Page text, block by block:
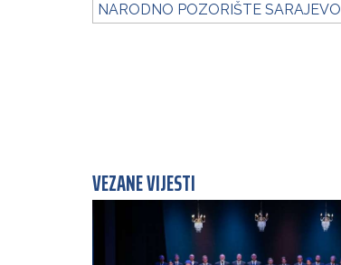
NARODNO POZORIŠTE SARAJEVO
VEZANE VIJESTI